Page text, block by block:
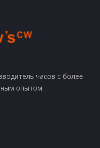
часов с более
опытом.